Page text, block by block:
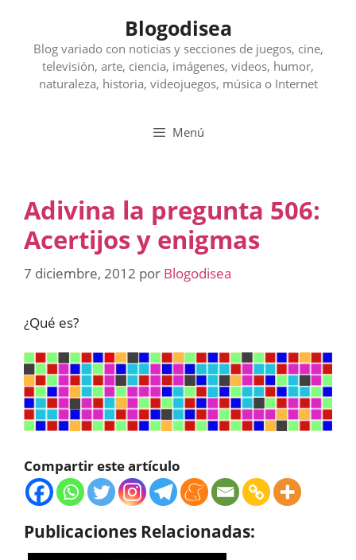
contenido
Blogodisea
Blog variado con noticias y secciones de juegos, cine,
televisión, arte, ciencia, imágenes, videos, humor,
naturaleza, historia, videojuegos, música o Internet
Menú
Adivina la pregunta 506:
Acertijos y enigmas
7 diciembre, 2012 por Blogodisea
¿Qué es?
Compartir este artículo
Publicaciones Relacionadas: